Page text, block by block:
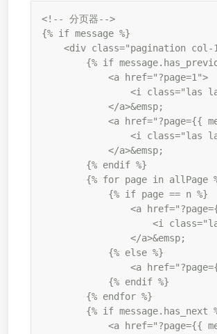
<!-- 分页器-->
{% if message %}
<div class="pagination
{% if
            <a href="?page=1">
<i class="las
            </a>&emsp;
<a href="?page={{
<i class="las
            </a>&emsp;
        {% endif %}
{% for page in allPage
            {% if page == n %}
<a
<i
                </a>&emsp;
            {% else %}
<a
            {% endif %}
        {% endfor %}
{% if message.has_next
<a href="?page={{